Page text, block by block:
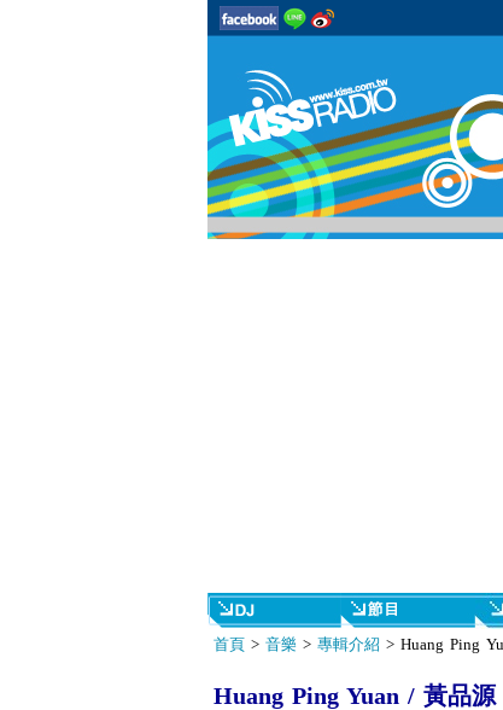
首頁> 音樂> 專輯介紹 > Huang Ping
Huang Ping Yuan / 黃品源